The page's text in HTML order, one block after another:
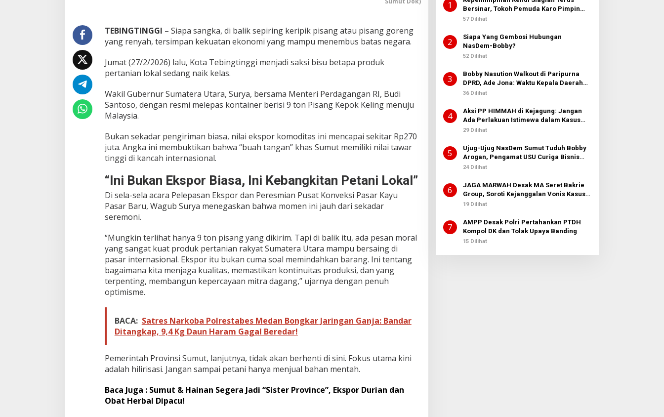
s
i
a
a
d
B
u
k
"
K
e
k
a
a
n
s
e
m
b
u
n
S
u
t
G
n
t
TEBINGTINGGI – Siapa sangka, di balik sepiring keripik pisang atau pisang goreng
yang renyah, tersimpan kekuatan ekonomi yang mampu menembus batas negara.
Jumat (27/2/2026) lalu, Kota Tebingtinggi menjadi saksi bisu betapa produk
pertanian lokal sedang naik kelas.
Wakil Gubernur Sumatera Utara, Surya, bersama Menteri Perdagangan RI, Budi
Santoso, dengan resmi melepas kontainer berisi 9 ton Pisang Kepok Keling menuju
Malaysia.
Bukan sekadar pengiriman biasa, nilai ekspor komoditas ini mencapai sekitar Rp270
juta. Angka ini membuktikan bahwa “buah tangan” khas Sumut memiliki nilai tawar
tinggi di kancah internasional.
“Ini Bukan Ekspor Biasa, Ini Kebangkitan Petani Lokal”
Di sela-sela acara Pelepasan Ekspor dan Peresmian Pusat Konveksi Pasar Kayu
Pasar Baru, Wagub Surya menegaskan bahwa momen ini jauh dari sekadar
seremoni.
“Mungkin terlihat hanya 9 ton pisang yang dikirim. Tapi di balik itu, ada pesan moral
yang sangat kuat produk pertanian rakyat Sumatera Utara mampu bersaing di
pasar internasional. Ekspor itu bukan cuma soal memindahkan barang. Ini tentang
bagaimana kita menjaga kualitas, memastikan kontinuitas produksi, dan yang
terpenting, membangun kepercayaan mitra dagang,” ujarnya dengan penuh
optimisme.
BACA: Satres Narkoba Polrestabes Medan Bongkar Jaringan Ganja: Bandar
Ditangkap, 9,4 Kg Daun Haram Gagal Beredar!
Pemerintah Provinsi Sumut, lanjutnya, tidak akan berhenti di sini. Fokus utama kini
adalah hilirisasi. Jangan sampai petani hanya menjual bahan mentah.
Baca Juga : Sumut & Hainan Segera Jadi “Sister Province”, Ekspor Durian dan
Obat Herbal Dipacu!
1
Bersinar, Tokoh Pemuda Karo Pimpin
PKN MJA Kota Medan
57 Dilihat
2
Siapa Yang Gembosi Hubungan
NasDem-Bobby?
52 Dilihat
3
Bobby Nasution Walkout di Paripurna
DPRD, Ade Jona: Waktu Kepala Daerah
Tak Boleh Terbuang Sia-sia
36 Dilihat
4
Aksi PP HIMMAH di Kejagung: Jangan
Ada Perlakuan Istimewa dalam Kasus
Febrie Adriansyah
29 Dilihat
5
Ujug-Ujug NasDem Sumut Tuduh Bobby
Arogan, Pengamat USU Curiga Bisnis
Reklame
24 Dilihat
6
JAGA MARWAH Desak MA Seret Bakrie
Group, Soroti Kejanggalan Vonis Kasus
PET
19 Dilihat
7
AMPP Desak Polri Pertahankan PTDH
Kompol DK dan Tolak Upaya Banding
15 Dilihat